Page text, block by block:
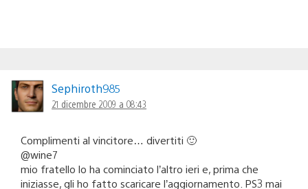
Sephiroth985
21 dicembre 2009 a 08:43
Complimenti al vincitore… divertiti 🙂
@wine7
mio fratello lo ha cominciato l’altro ieri e, prima che
iniziasse, gli ho fatto scaricare l’aggiornamento. PS3 mai